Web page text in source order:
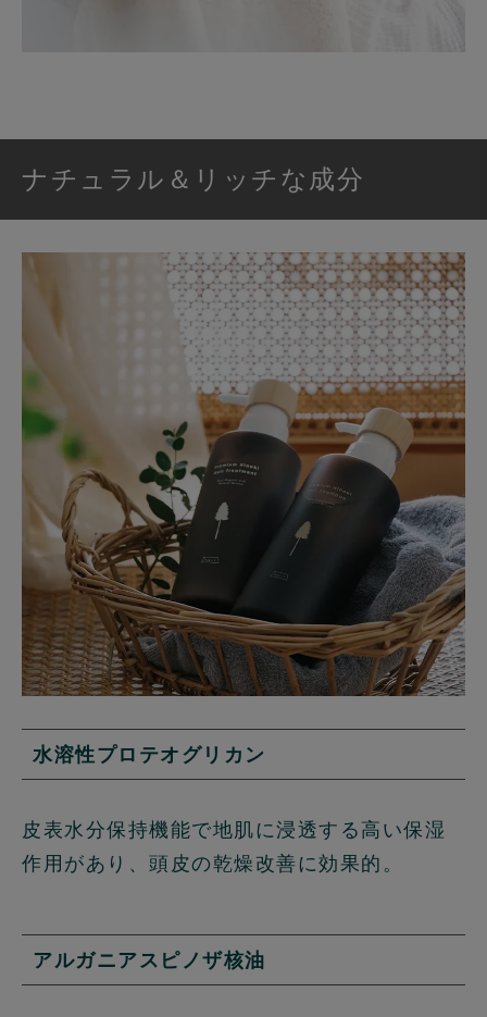
ナチュラル＆リッチな成分
水溶性プロテオグリカン
皮表水分保持機能で地肌に浸透する高い保湿
作用があり、頭皮の乾燥改善に効果的。
アルガニアスピノザ核油